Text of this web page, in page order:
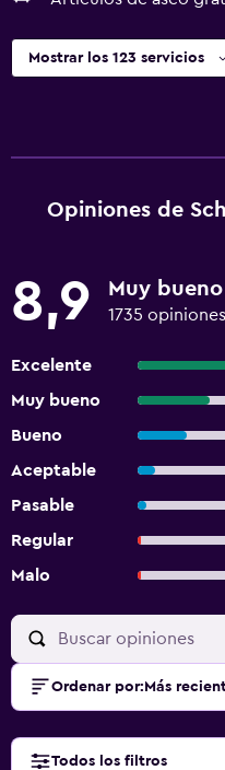
Mostrar los 123 servicios
Opiniones de
8,9 Muy bueno
1735
Excelente
Muy bueno
Bueno
Aceptable
Pasable
Regular
Malo
Ordenar por: Más
Todos los filtros